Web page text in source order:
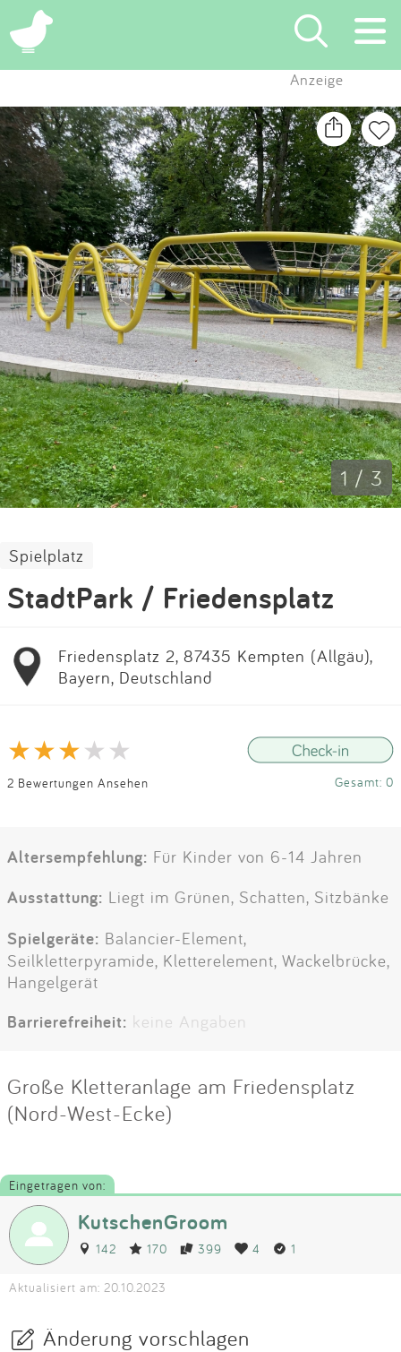
×
Suchen
Eintragen
App
Blog
Partner
Kontakt
Impressum
Anmelden
Anzeige
1 / 3
Spielplatz
StadtPark / Friedensplatz
Friedensplatz 2, 87435 Kempten (Allgäu),
Bayern, Deutschland
2 Bewertungen Ansehen Gesamt: 0
Altersempfehlung: Für Kinder von 6-14 Jahren
Ausstattung: Liegt im Grünen, Schatten, Sitzbänke
Spielgeräte: Balancier-Element,
Seilkletterpyramide, Kletterelement, Wackelbrücke,
Hangelgerät
Barrierefreiheit: keine Angaben
Große Kletteranlage am Friedensplatz
(Nord-West-Ecke)
Eingetragen von:
KutschenGroom
142 170 399 4 1
Aktualisiert am: 20.10.2023
Änderung vorschlagen